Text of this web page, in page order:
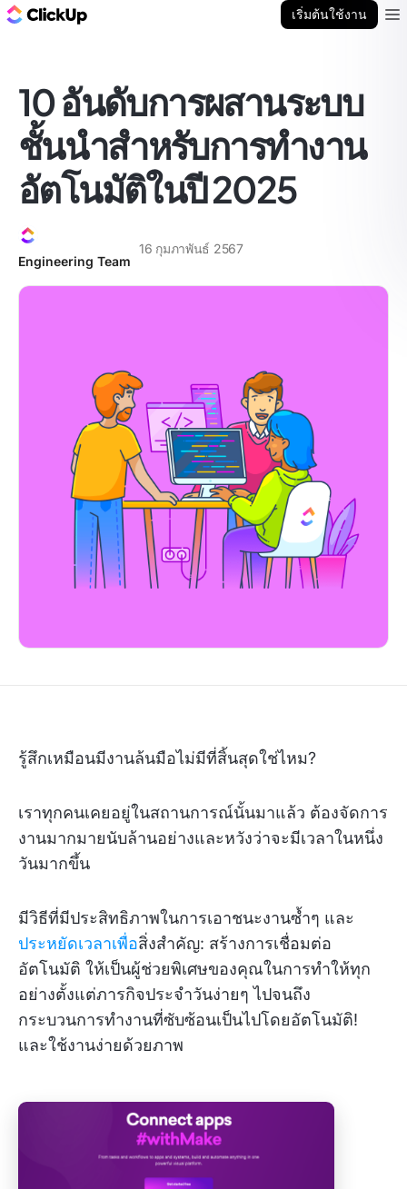
เริ่มต้นใช้งาน
10 อันดับการผสานระบบ
ชั้นนำสำหรับการทำงาน
อัตโนมัติในปี 2025
Engineering Team
16 กุมภาพันธ์ 2567
รู้สึกเหมือนมีงานล้นมือไม่มีที่สิ้นสุดใช่ไหม?
เราทุกคนเคยอยู่ในสถานการณ์นั้นมาแล้ว ต้องจัดการ
งานมากมายนับล้านอย่างและหวังว่าจะมีเวลาในหนึ่ง
วันมากขึ้น
มีวิธีที่มีประสิทธิภาพในการเอาชนะงานซ้ำๆ และ
ประหยัดเวลาเพื่อสิ่งสำคัญ: สร้างการเชื่อมต่อ
อัตโนมัติ ให้เป็นผู้ช่วยพิเศษของคุณในการทำให้ทุก
อย่างตั้งแต่ภารกิจประจำวันง่ายๆ ไปจนถึง
กระบวนการทำงานที่ซับซ้อนเป็นไปโดยอัตโนมัติ!
และใช้งานง่ายด้วยภาพ